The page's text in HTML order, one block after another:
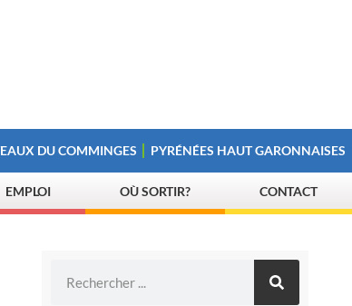
DU COMMINGES PYRÉNÉES HAUT GARONNAISES
EMPLOI OÙ SORTIR? CONTACT